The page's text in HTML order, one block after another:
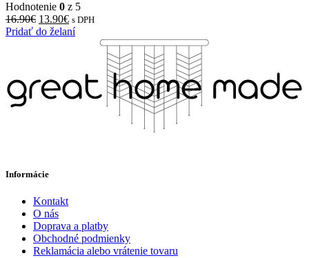
Hodnotenie 0 z 5
16.90€ 13.90€ s DPH
Pridať do želaní
Informácie
Kontakt
O nás
Doprava a platby
Obchodné podmienky
Reklamácia alebo vrátenie tovaru